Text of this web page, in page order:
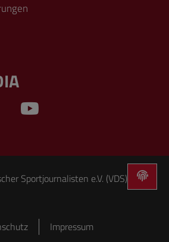
Sportjournalisten e.V. (VDS). Alle
Impressum